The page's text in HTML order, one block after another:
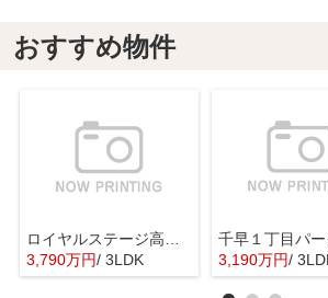
おすすめ物件
3,790万円/ 3LDK
3,190万円/